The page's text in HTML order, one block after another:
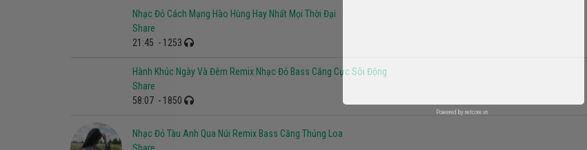
Nhạc Đỏ Cách Mạng Hào Hùng Hay Nhất Mọi Thời Đại
Share
Hành Khúc Ngày Và Đêm Remix Nhạc Đỏ Bass Căng Cực Sôi Động
58:07- 1850
Powered by netcore.vn